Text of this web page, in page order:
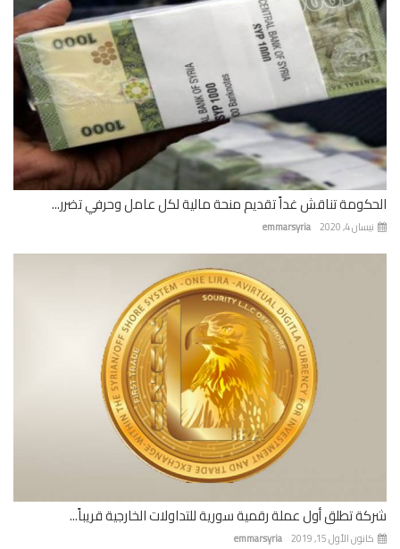
تناقش غداً تقديم منحة مالية لكل عامل وحرفي تضرر...
emmarsyria 4, 2020
تطلق أول عملة رقمية سورية للتداولات الخارجية قريباً...
emmarsyria الأول 15, 2019